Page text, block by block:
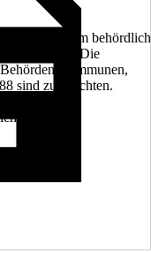
nur von einem behördlich
werden. Die
Kommunen,
sind zu beachten.
enthalten